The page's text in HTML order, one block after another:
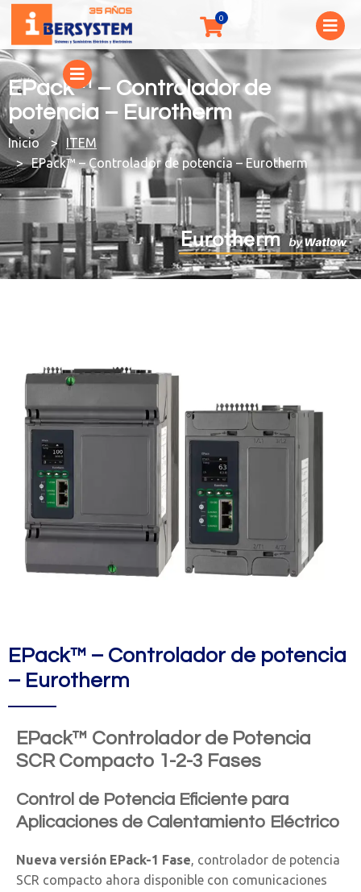
EPack™ – Controlador de
potencia – Eurotherm
You are here:ITEM
EPack™ – Controlador de potencia – Eurotherm
EPack™ – Controlador de potencia
– Eurotherm
EPack™ Controlador de Potencia
SCR Compacto 1-2-3 Fases
Control de Potencia Eficiente para
Aplicaciones de Calentamiento Eléctrico
Nueva versión EPack-1 Fase, controlador de potencia
SCR compacto ahora disponible con comunicaciones